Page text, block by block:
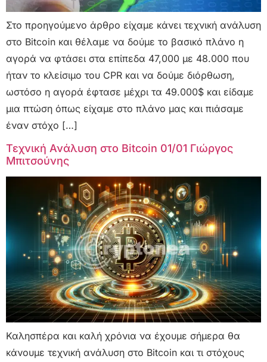
Στο προηγούμενο άρθρο είχαμε κάνει τεχνική ανάλυση
στο Bitcoin και θέλαμε να δούμε το βασικό πλάνο η
αγορά να φτάσει στα επίπεδα 47,000 με 48.000 που
ήταν το κλείσιμο του CPR και να δούμε διόρθωση,
ωστόσο η αγορά έφτασε μέχρι τα 49.000$ και είδαμε
μια πτώση όπως είχαμε στο πλάνο μας και πιάσαμε
έναν στόχο […]
Τεχνική Ανάλυση στο Bitcoin 01/01 Γιώργος
Μπιτσούνης
Καλησπέρα και καλή χρόνια να έχουμε σήμερα θα
κάνουμε τεχνική ανάλυση στο Bitcoin και τι στόχους